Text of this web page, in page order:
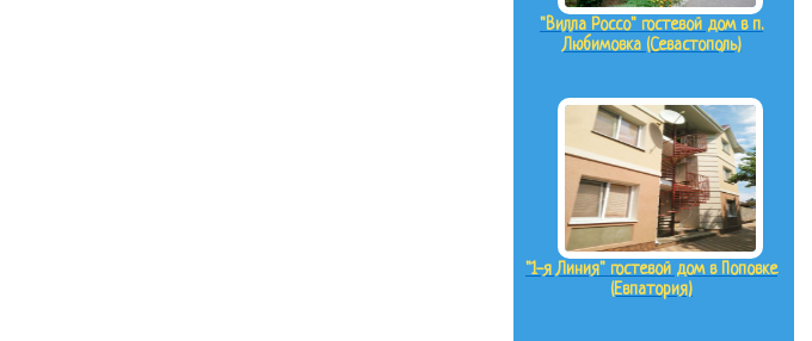
"Вилла Россо" гостевой дом в п.
Любимовка (Севастополь)
"1-я Линия" гостевой дом в Поповке
(Евпатория)